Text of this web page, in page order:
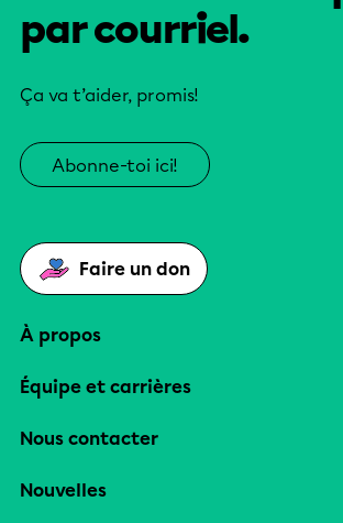
par courriel.
Ça va t’aider, promis!
Abonne-toi ici!
Faire un don
À propos
Équipe et carrières
Nous contacter
Nouvelles